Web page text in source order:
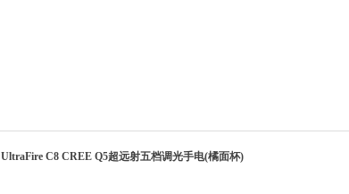
UltraFire C8 CREE Q5超远射五档调光手电(橘面杯)